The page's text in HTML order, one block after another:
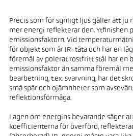
Precis som för synligt ljus gäller att ju
mer energi reflekterar den. Ytfinishen
emissionsfaktorn. Vid
för objekt som är IR-täta och har en låg
föremål av polerat rostfritt stål har en
emissionsfaktor än samma föremål
bearbetning, t.ex. svarvning, har det
små spår och ojämnheter som
reflektionsförmåga.
Lagen om energins bevarande säger
koefficienterna för överförd,